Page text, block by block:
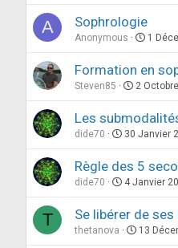
A Sophrologie
Anonymous 1
Formation en
Steven85 2
Les
dide70 30 Janvier
Règle des 5
dide70 4 Janvier
T Se libérer de
thetanova 13